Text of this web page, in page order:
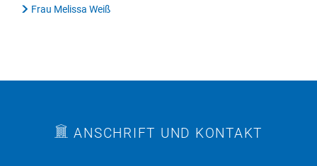
Frau Melissa Weiß
ANSCHRIFT UND KONTAKT